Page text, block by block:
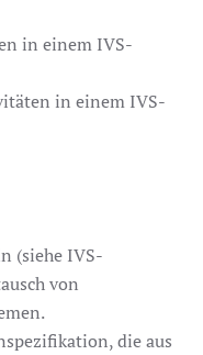
in einem IVS-
in einem IVS-
(siehe IVS-
von
die aus